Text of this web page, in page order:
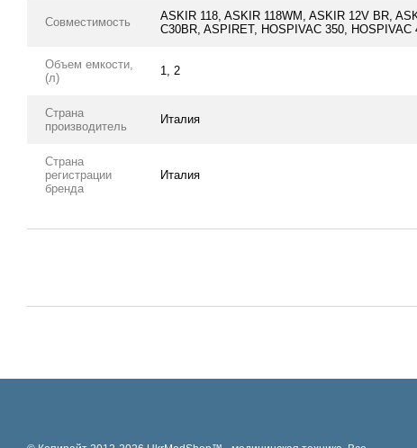
Совместимость
ASKIR 118, ASKIR 118WM, ASKIR 12V BR,
C30BR, ASPIRET, HOSPIVAC 350, HOSPIVAC
Объем емкости,
(л)
1, 2
Страна
производитель
Италия
Страна
регистрации
бренда
Италия